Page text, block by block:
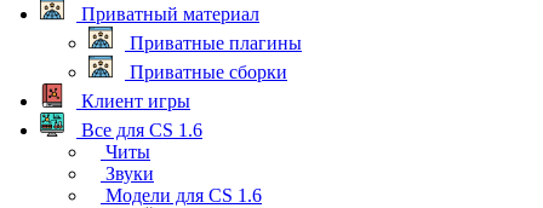
Приватный материал
Приватные плагины
Приватные сборки
Клиент игры
Все для CS 1.6
Читы
Звуки
Модели для CS 1.6